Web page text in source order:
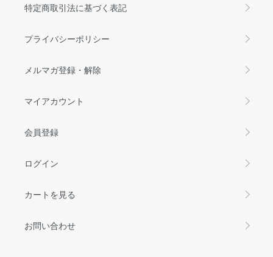
特定商取引法に基づく表記
プライバシーポリシー
メルマガ登録・解除
マイアカウント
会員登録
ログイン
カートを見る
お問い合わせ